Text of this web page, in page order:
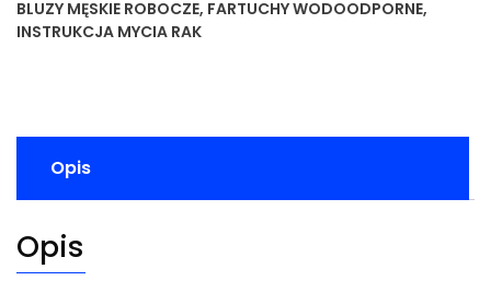
BLUZY MĘSKIE ROBOCZE, FARTUCHY WODOODPORNE,
INSTRUKCJA MYCIA RAK
Opis
Opis